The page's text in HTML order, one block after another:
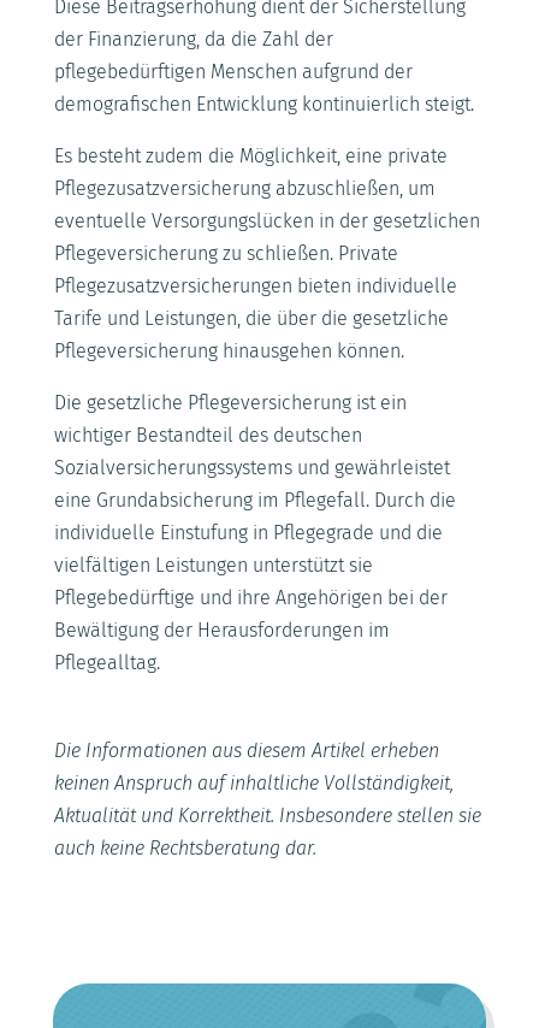
Diese Beitragserhöhung dient der Sicherstellung
der Finanzierung, da die Zahl der
pflegebedürftigen Menschen aufgrund der
demografischen Entwicklung kontinuierlich steigt.
Es besteht zudem die Möglichkeit, eine private
Pflegezusatzversicherung abzuschließen, um
eventuelle Versorgungslücken in der gesetzlichen
Pflegeversicherung zu schließen. Private
Pflegezusatzversicherungen bieten individuelle
Tarife und Leistungen, die über die gesetzliche
Pflegeversicherung hinausgehen können.
Die gesetzliche Pflegeversicherung ist ein
wichtiger Bestandteil des deutschen
Sozialversicherungssystems und gewährleistet
eine Grundabsicherung im Pflegefall. Durch die
individuelle Einstufung in Pflegegrade und die
vielfältigen Leistungen unterstützt sie
Pflegebedürftige und ihre Angehörigen bei der
Bewältigung der Herausforderungen im
Pflegealltag.
Die Informationen aus diesem Artikel erheben
keinen Anspruch auf inhaltliche Vollständigkeit,
Aktualität und Korrektheit. Insbesondere stellen sie
auch keine Rechtsberatung dar.